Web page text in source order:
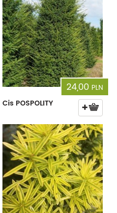
24,00 PLN
Cis POSPOLITY